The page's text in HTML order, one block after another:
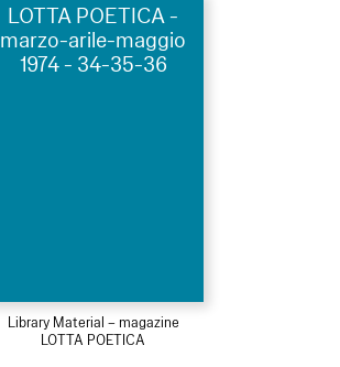
LOTTA POETICA -
marzo-arile-maggio
1974 - 34-35-36
Library Material – magazine
LOTTA POETICA